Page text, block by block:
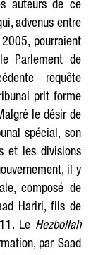
auteurs de ce
advenus entre
pourraient
Parlement de
requête
prit forme
le désir de
spécial, son
et les divisions
il y
composé de
Hariri, fils de
Le Hezbollah
par Saad